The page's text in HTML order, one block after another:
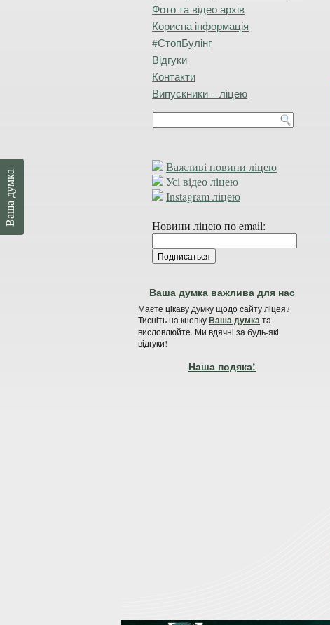
Фото та відео архів
Корисна інформація
#СтопБулінг
Відгуки
Контакти
Випускники – ліцею
Важливі новини ліцею
Усі відео ліцею
Instagram ліцею
Новини ліцею по email:
Ваша думка важлива для нас
Маєте цікаву думку щодо сайту ліцея?
Тисніть на кнопкуВаша думката
висловлюйте. Ми вдячні за будь-які
відгуки!
Наша подяка!
Ваша думка